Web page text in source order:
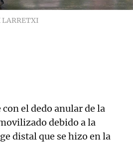
LARRETXI
el dedo anular de la
debido a la
distal que se hizo en la